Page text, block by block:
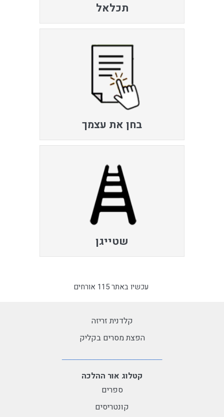
תכלאל
בחן את עצמך
שטייגן
עכשיו באתר 115 אורחים
קלדנית זריזה
הפצת מסרים בקליק
קטלוג אור ההלכה
ספרים
קונטריסים